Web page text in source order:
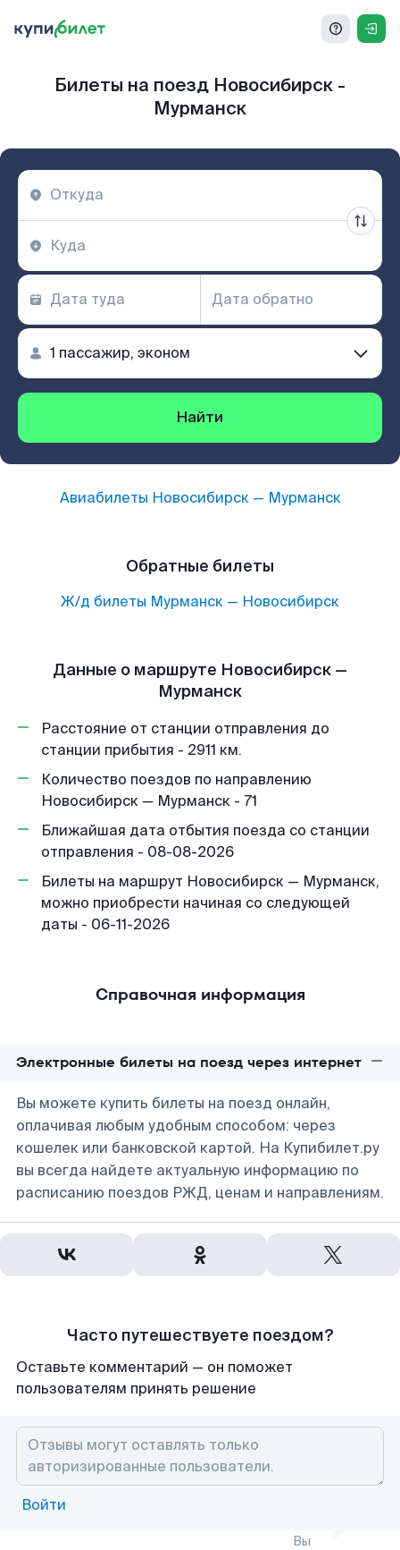
Билеты на поезд Новосибирск -
Мурманск
Найти
Авиабилеты Новосибирск— Мурманск
Обратные билеты
Ж/д билеты Мурманск — Новосибирск
Данные о маршруте Новосибирск —
Мурманск
Расстояние от станции отправления до
станции прибытия - 2911 км.
Количество поездов по направлению
Новосибирск — Мурманск - 71
Ближайшая дата отбытия поезда со станции
отправления - 08-08-2026
Билеты на маршрут Новосибирск — Мурманск,
можно приобрести начиная со следующей
даты - 06-11-2026
Справочная информация
Электронные билеты на поезд через интернет
Вы можете купить билеты на поезд онлайн,
оплачивая любым удобным способом: через
кошелек или банковской картой. На Купибилет.ру
вы всегда найдете актуальную информацию по
расписанию поездов РЖД, ценам и направлениям.
Часто путешествуете поездом?
Оставьте комментарий — он поможет
пользователям принять решение
Войти
Вы